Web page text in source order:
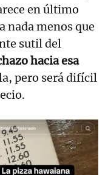
en último
nada menos que
sutil del
hacia esa
pero será difícil